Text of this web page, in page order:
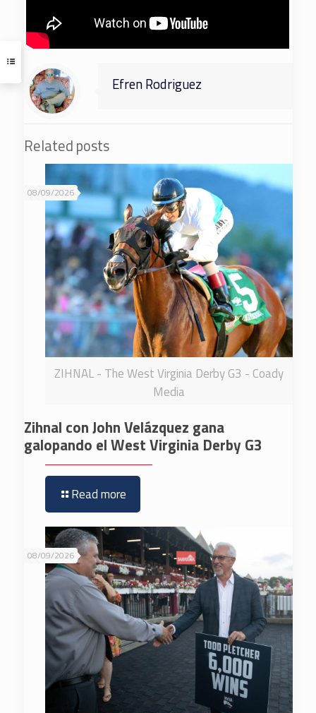
Efren Rodriguez
Related posts
ZIHNAL - The West Virginia Derby G3 - Coady
Media
08/09/2026
Zihnal con John Velázquez gana
galopando el West Virginia Derby G3
Read more
08/09/2026